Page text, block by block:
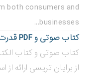
both consumers and
businesses...
کتاب صوتی و PDF قدرت جذبه از برایان تریسی
از برایان تریسی ارائه